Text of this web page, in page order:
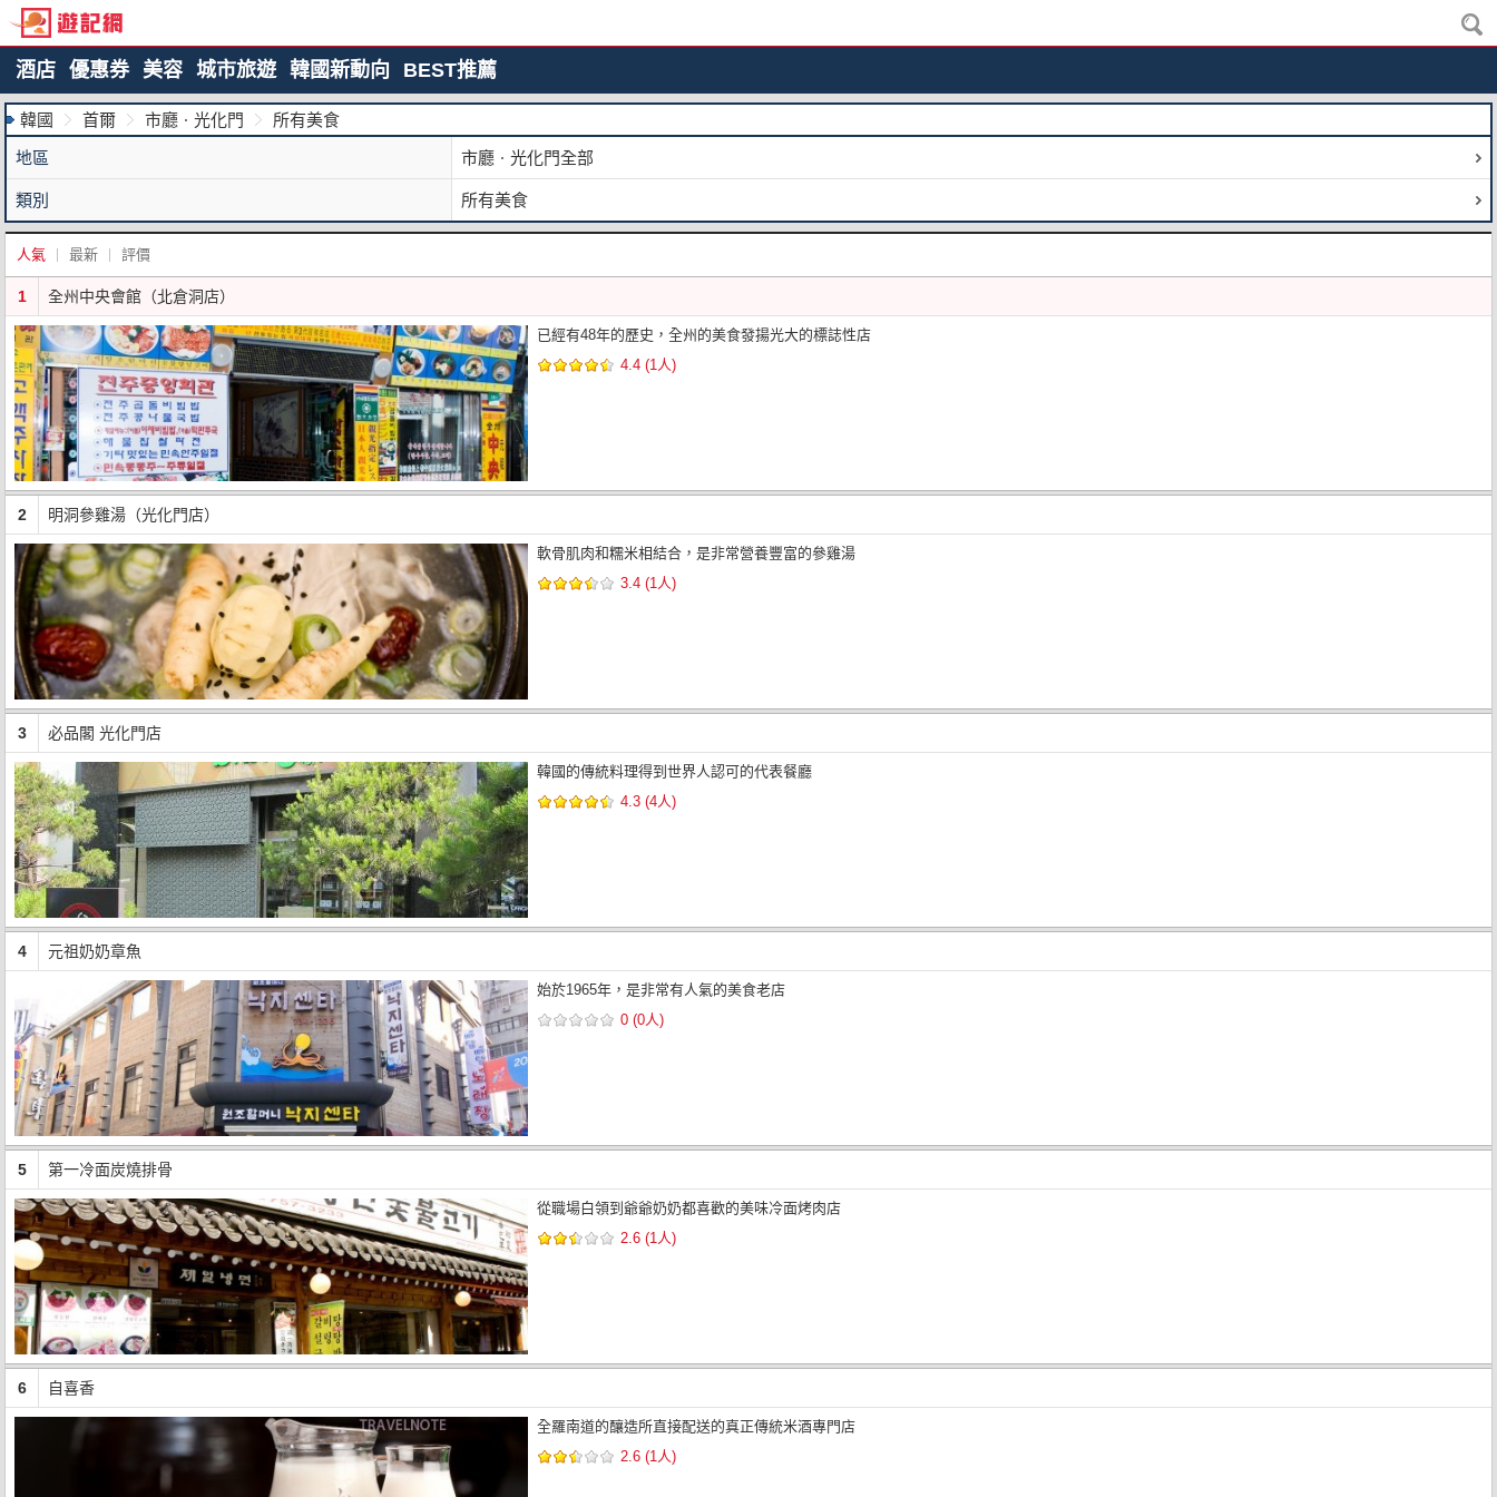
酒店 優惠券 美容 城市旅遊 韓國新動向 BEST推薦
韓國 首爾 市廳ㆍ光化門
所有美食
地區
市廳ㆍ光化門全部
類別 所有美食
人氣 最新 評價
1 全州中央會館（北倉洞店）
已經有48年的歷史，全州的美食發揚光大的標誌性店
4.4 (1人)
2 明洞參雞湯（光化門店）
軟骨肌肉和糯米相結合，是非常營養豐富的參雞湯
3.4 (1人)
3 必品閣 光化門店
韓國的傳統料理得到世界人認可的代表餐廳
4.3 (4人)
4 元祖奶奶章魚
始於1965年，是非常有人氣的美食老店
0 (0人)
5 第一冷面炭燒排骨
從職場白領到爺爺奶奶都喜歡的美味冷面烤肉店
2.6 (1人)
6 自喜香
全羅南道的釀造所直接配送的真正傳統米酒專門店
2.6 (1人)